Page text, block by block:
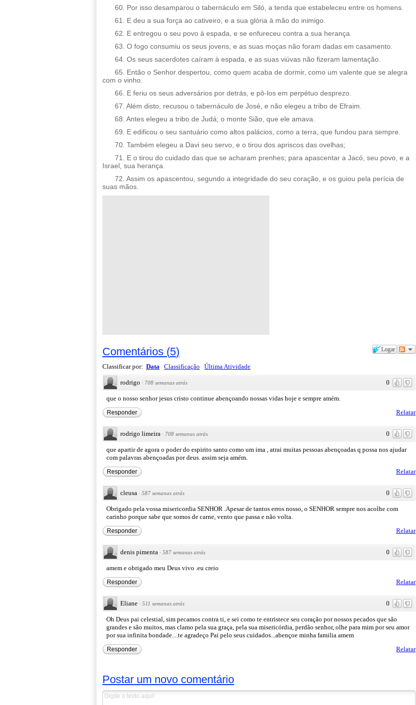
60. Por isso desamparou o tabernáculo em Siló, a tenda que estabeleceu entre os homens.
61. E deu a sua força ao cativeiro, e a sua glória à mão do inimigo.
62. E entregou o seu povo à espada, e se enfureceu contra a sua herança.
63. O fogo consumiu os seus jovens, e as suas moças não foram dadas em casamento.
64. Os seus sacerdotes caíram à espada, e as suas viúvas não fizeram lamentação.
65. Então o Senhor despertou, como quem acaba de dormir, como um valente que se alegra
com o vinho.
66. E feriu os seus adversários por detrás, e pô-los em perpétuo desprezo.
67. Além disto, recusou o tabernáculo de José, e não elegeu a tribo de Efraim.
68. Antes elegeu a tribo de Judá; o monte Sião, que ele amava.
69. E edificou o seu santuário como altos palácios, como a terra, que fundou para sempre.
70. Também elegeu a Davi seu servo, e o tirou dos apriscos das ovelhas;
71. E o tirou do cuidado das que se acharam prenhes; para apascentar a Jacó, seu povo, e a
Israel, sua herança.
72. Assim os apascentou, segundo a integridade do seu coração, e os guiou pela perícia de
suas mãos.
Logar
Comentários (5)
Classificar por: Data Classificação Última Atividade
0
rodrigo · 708 semanas atrás
que o nosso senhor jesus cristo continue abençoando nossas vidas hoje e sempre amém.
Relatar
Responder
0
rodrigo limeira · 708 semanas atrás
que apartir de agora o poder do espirito santo como um ima , atrai muitas pessoas abençoadas q possa nos ajudar
com palavras abençoadas por deus. assim seja amém.
Relatar
Responder
0
cleusa · 587 semanas atrás
Obrigado pela vossa misericordia SENHOR .Apesar de tantos erros nosso, o SENHOR sempre nos acolhe com
carinho porque sabe que somos de carne, vento que passa e não volta.
Relatar
Responder
0
denis pimenta · 587 semanas atrás
amem e obrigado meu Deus vivo .eu creio
Relatar
Responder
0
Eliane · 511 semanas atrás
Oh Deus pai celestial, sim pecamos contra ti, e sei como te entristece seu coração por nossos pecados que são
grandes e são muitos, mas clamo pela sua graça, pela sua misericórdia, perdão senhor, olhe para mim por seu amor
por sua infinita bondade....te agradeço Pai pelo seus cuidados...abençoe minha familia amem
Relatar
Responder
Postar um novo comentário